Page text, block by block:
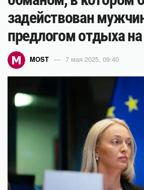
задействован
предлогом отдыха
MOST 7 мая 2025, 09:40